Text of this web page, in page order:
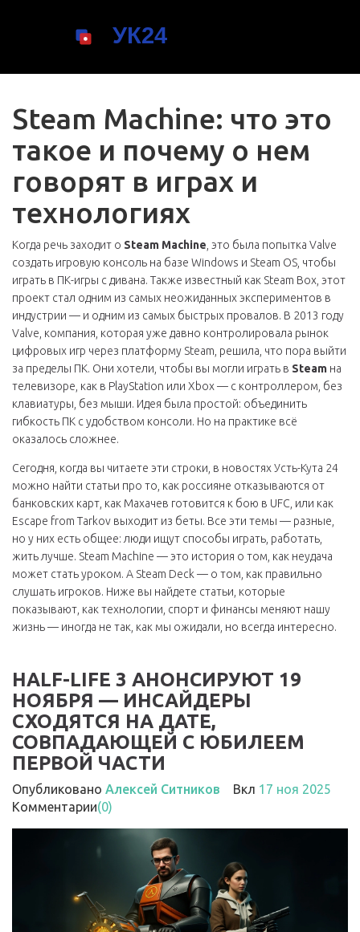
Steam Machine: что это
такое и почему о нем
говорят в играх и
технологиях
Когда речь заходит о Steam Machine это была попытка Valve
создать игровую консоль на базе Windows и Steam OS, чтобы
играть в ПК-игры с дивана. Также известный как Steam Box , этот
проект стал одним из самых неожиданных экспериментов в
индустрии — и одним из самых быстрых провалов. В 2013 году
Valve, компания, которая уже давно контролировала рынок
цифровых игр через платформу Steam, решила, что пора выйти
за пределы ПК. Они хотели, чтобы вы могли играть в Steam на
телевизоре, как в PlayStation или Xbox — с контроллером, без
клавиатуры, без мыши. Идея была простой: объединить
гибкость ПК с удобством консоли. Но на практике всё
оказалось сложнее.
Сегодня, когда вы читаете эти строки, в новостях Усть-Кута 24
можно найти статьи про то, как россияне отказываются от
банковских карт, как Махачев готовится к бою в UFC, или как
Escape from Tarkov выходит из беты. Все эти темы — разные,
но у них есть общее: люди ищут способы играть, работать,
жить лучше. Steam Machine — это история о том, как неудача
может стать уроком. А Steam Deck — о том, как правильно
слушать игроков. Ниже вы найдете статьи, которые
показывают, как технологии, спорт и финансы меняют нашу
жизнь — иногда не так, как мы ожидали, но всегда интересно.
HALF-LIFE 3 АНОНСИРУЮТ 19
НОЯБРЯ — ИНСАЙДЕРЫ
СХОДЯТСЯ НА ДАТЕ,
СОВПАДАЮЩЕЙ С ЮБИЛЕЕМ
ПЕРВОЙ ЧАСТИ
Опубликовано Алексей Ситников Вкл 17 ноя 2025
Комментарии(0)